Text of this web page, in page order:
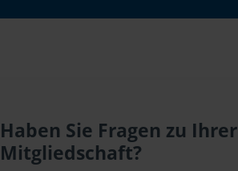
Haben Sie Fragen zu Ihrer
Mitgliedschaft?